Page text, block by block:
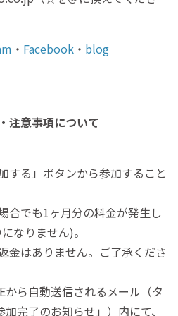
・ Facebook ・ blog
注意事項について
する」ボタンから参加すること
合でも1ヶ月分の料金が発生し
なりません)。
金はありません。ご了承くださ
から自動送信されるメール（タ
完了のお知らせ」）内にて、